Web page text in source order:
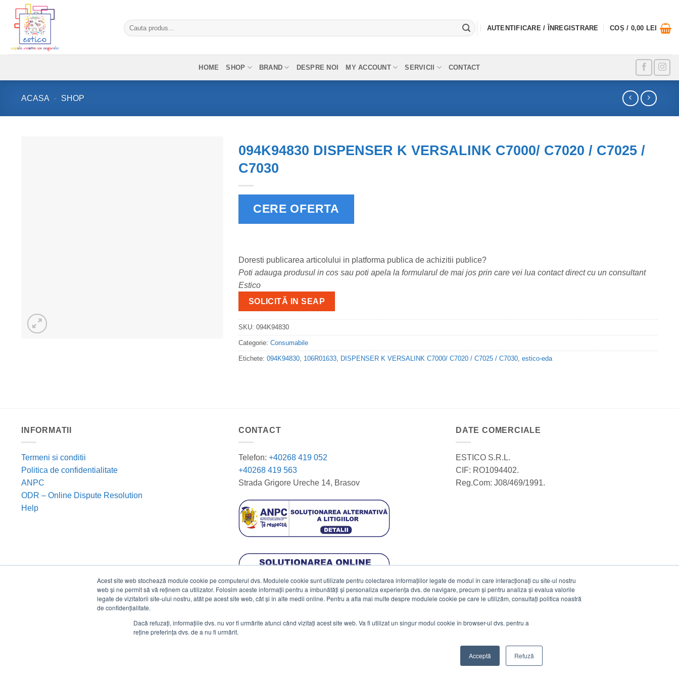
Acest site web stochează module cookie pe computerul dvs. Modulele cookie sunt utilizate pentru colectarea informațiilor legate de modul în care interacționați cu site-ul nostru
web și ne permit să vă reținem ca utilizator. Folosim aceste informații pentru a îmbunătăți și personaliza experiența dvs. de navigare, precum și pentru analiza și evalua valorile
legate de vizitatorii site-ului nostru, atât pe acest site web, cât și în alte medii online. Pentru a afla mai multe despre modulele cookie pe care le utilizăm, consultați politica noastră
de confidențialitate.
Dacă refuzați, informațiile dvs. nu vor fi urmărite atunci când vizitați acest site web. Va fi utilizat un singur modul cookie în browser-ul dvs. pentru a
reține preferința dvs. de a nu fi urmărit.
Acceptă Refuză
content
Caută
după:
AUTENTIFICARE / ÎNREGISTRARE COȘ / 0,00 LEI
HOME SHOP BRAND DESPRE NOI MY ACCOUNT SERVICII CONTACT
ACASA - SHOP
094K94830 DISPENSER K VERSALINK C7000/ C7020 / C7025 /
C7030
CERE OFERTA
Doresti publicarea articolului in platforma publica de achizitii publice?
Poti adauga produsul in cos sau poti apela la formularul de mai jos prin care vei lua contact direct cu un consultant
Estico
SOLICITĂ IN SEAP
SKU: 094K94830
Categorie: Consumabile
Etichete: 094K94830, 106R01633, DISPENSER K VERSALINK C7000/ C7020 / C7025 / C7030, estico-eda
INFORMATII
Termeni si conditii
Politica de confidentialitate
ANPC
ODR – Online Dispute Resolution
Help
CONTACT
Telefon: +40268 419 052
+40268 419 563
Strada Grigore Ureche 14, Brasov
DATE COMERCIALE
ESTICO S.R.L.
CIF: RO1094402.
Reg.Com: J08/469/1991.